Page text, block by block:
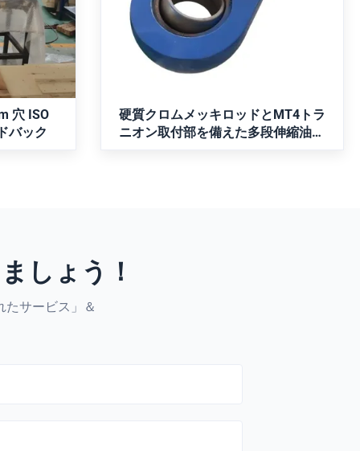
穴 ISO
バック
840。精
ー、250
環境用の
Rexroth
100% 互
硬質クロムメッキロッドとMT4トラ
ニオン取付部を備えた多段伸縮油圧
ンダ。 270mm/200mmのボア、1255mm
のストローク、21MPaの作動圧力、硬質
クロムメッキ、およびヘビーデューティ
産業用途向けの特殊シールが特徴です。
お問い合わせ
しょう！
サービス」＆